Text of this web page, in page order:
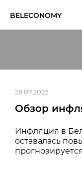
BELECONOMY
СОБЫТИЯ
28.07.2022
Обзор
Инфляция в
оставалась